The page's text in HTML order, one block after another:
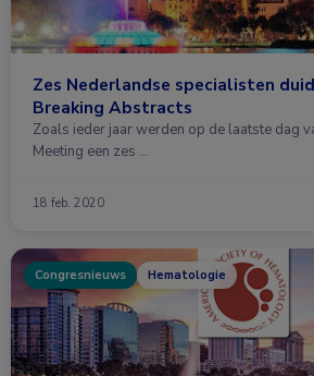
Zes Nederlandse specialisten
Breaking Abstracts
Zoals ieder jaar werden op de laatste dag
Meeting een zes …
18 feb. 2020
Congresnieuws Hematologie